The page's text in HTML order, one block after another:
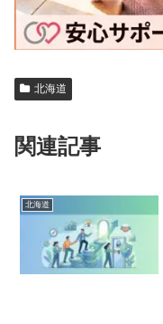
北海道
関連記事
北海道